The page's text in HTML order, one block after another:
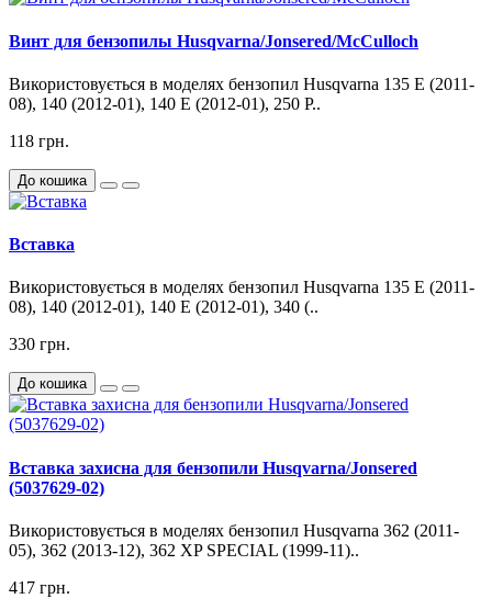
Винт для бензопилы Husqvarna/Jonsered/McCulloch
Використовується в моделях бензопил Husqvarna 135 E (2011-
08), 140 (2012-01), 140 E (2012-01), 250 P..
118 грн.
До кошика
Вставка
Використовується в моделях бензопил Husqvarna 135 E (2011-
08), 140 (2012-01), 140 E (2012-01), 340 (..
330 грн.
До кошика
Вставка захисна для бензопили Husqvarna/Jonsered
(5037629-02)
Використовується в моделях бензопил Husqvarna 362 (2011-
05), 362 (2013-12), 362 XP SPECIAL (1999-11)..
417 грн.